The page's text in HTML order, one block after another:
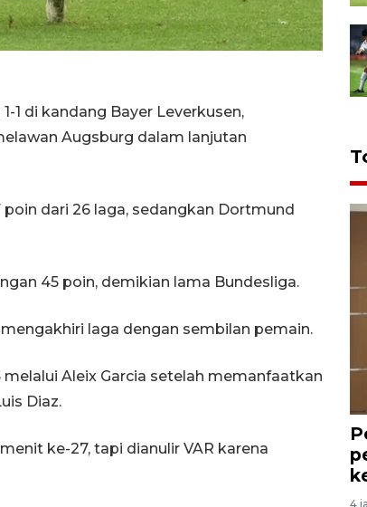
1 di kandang Bayer Leverkusen,
Augsburg dalam lanjutan
dari 26 laga, sedangkan Dortmund
45 poin, demikian lama Bundesliga.
laga dengan sembilan pemain.
Aleix Garcia setelah memanfaatkan
Diaz.
ke-27, tapi dianulir VAR karena
4